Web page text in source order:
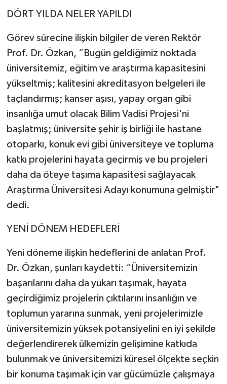
DÖRT YILDA NELER YAPILDI
Görev sürecine ilişkin bilgiler de veren Rektör
Prof. Dr. Özkan, “Bugün geldiğimiz noktada
üniversitemiz, eğitim ve araştırma kapasitesini
yükseltmiş; kalitesini akreditasyon belgeleri ile
taçlandırmış; kanser aşısı, yapay organ gibi
insanlığa umut olacak Bilim Vadisi Projesi'ni
başlatmış; üniversite şehir iş birliği ile hastane
otoparkı, konuk evi gibi üniversiteye ve topluma
katkı projelerini hayata geçirmiş ve bu projeleri
daha da öteye taşıma kapasitesi sağlayacak
Araştırma Üniversitesi Adayı konumuna gelmiştir"
dedi.
YENİ DÖNEM HEDEFLERİ
Yeni döneme ilişkin hedeflerini de anlatan Prof.
Dr. Özkan, şunları kaydetti: “Üniversitemizin
başarılarını daha da yukarı taşımak, hayata
geçirdiğimiz projelerin çıktılarını insanlığın ve
toplumun yararına sunmak, yeni projelerimizle
üniversitemizin yüksek potansiyelini en iyi şekilde
değerlendirerek ülkemizin gelişimine katkıda
bulunmak ve üniversitemizi küresel ölçekte seçkin
bir konuma taşımak için var gücümüzle çalışmaya